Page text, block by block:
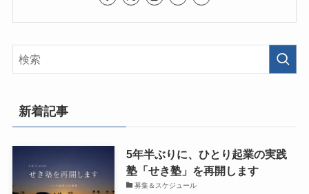
新着記事
5年半ぶりに、ひとり起業の実践
塾「せき塾」を再開します
募集＆スケジュール